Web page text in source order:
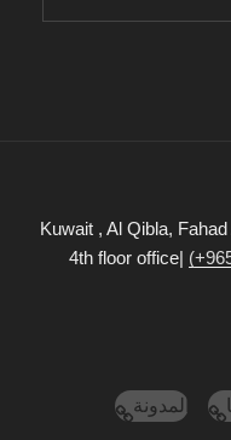
Kuwait , Al Qibla,
4th floor office|
المدونة